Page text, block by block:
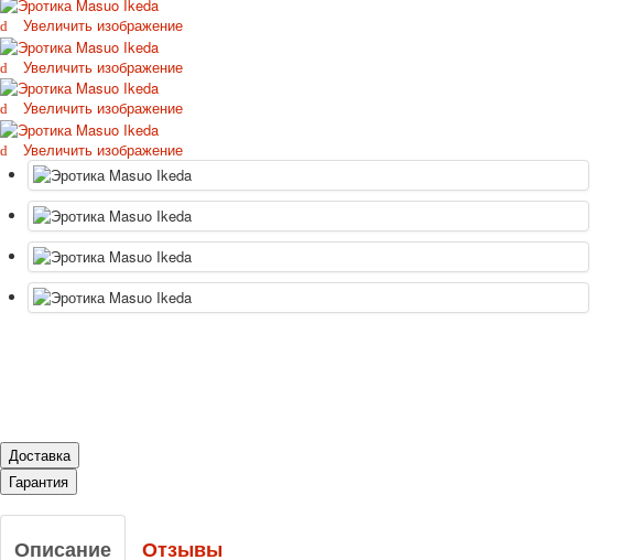
Увеличить изображение
Увеличить изображение
Увеличить изображение
Увеличить изображение
Доставка
Гарантия
Описание Отзывы